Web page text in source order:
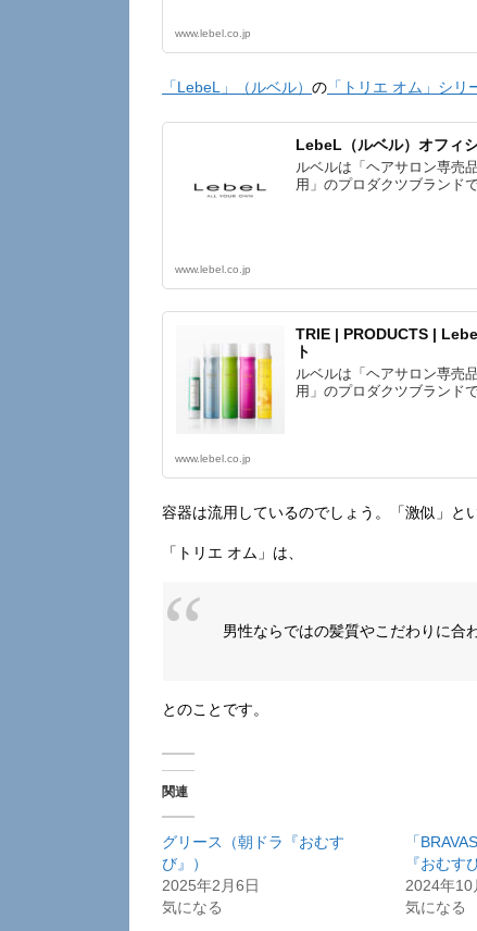
www.lebel.co.jp
「LebeL」（ルベル） の 「トリエ オム」シリ
LebeL（ルベル）オフィ
ルベルは「ヘアサロン専売
用」のプロダクツブランドで
www.lebel.co.jp
TRIE | PRODUCTS |
ト
ルベルは「ヘアサロン専売
用」のプロダクツブランドで
www.lebel.co.jp
容器は流用しているのでしょう。「激似」と
「トリエ オム」は、
男性ならではの髪質やこだわりに合
とのことです。
関連
グリース（朝ドラ『おむす
び』）
2025年2月6日
気になる
「
『おむす
2024年10
気になる